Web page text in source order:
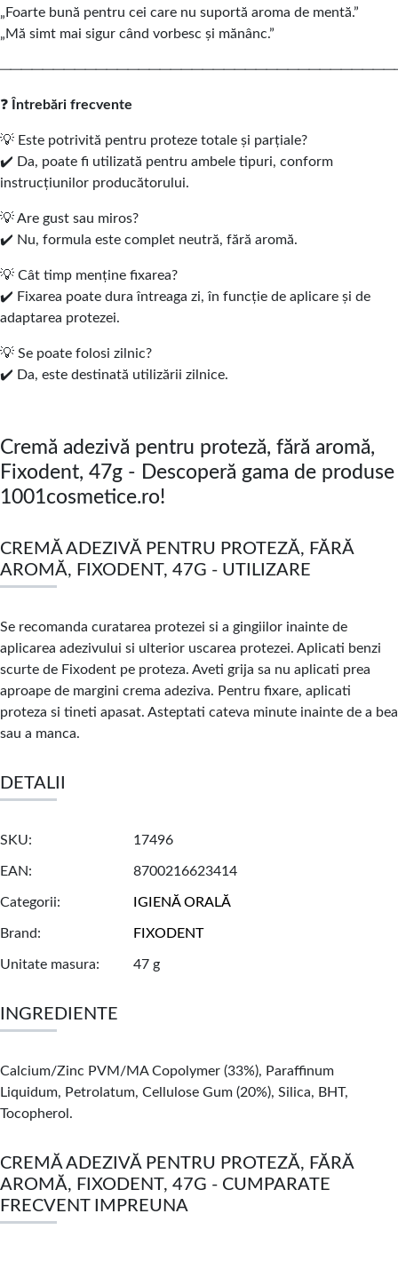
„Foarte bună pentru cei care nu suportă aroma de mentă.”
„Mă simt mai sigur când vorbesc și mănânc.”
❓ Întrebări frecvente
💡 Este potrivită pentru proteze totale și parțiale?
✔️ Da, poate fi utilizată pentru ambele tipuri, conform
instrucțiunilor producătorului.
💡 Are gust sau miros?
✔️ Nu, formula este complet neutră, fără aromă.
💡 Cât timp menține fixarea?
✔️ Fixarea poate dura întreaga zi, în funcție de aplicare și de
adaptarea protezei.
💡 Se poate folosi zilnic?
✔️ Da, este destinată utilizării zilnice.
Cremă adezivă pentru proteză, fără aromă,
Fixodent, 47g - Descoperă gama de produse
1001cosmetice.ro!
CREMĂ ADEZIVĂ PENTRU PROTEZĂ, FĂRĂ
AROMĂ, FIXODENT, 47G - UTILIZARE
Se recomanda curatarea protezei si a gingiilor inainte de
aplicarea adezivului si ulterior uscarea protezei. Aplicati benzi
scurte de Fixodent pe proteza. Aveti grija sa nu aplicati prea
aproape de margini crema adeziva. Pentru fixare, aplicati
proteza si tineti apasat. Asteptati cateva minute inainte de a bea
sau a manca.
DETALII
SKU 17496
EAN 8700216623414
Categorii IGIENĂ ORALĂ
Brand FIXODENT
Unitate masura 47 g
INGREDIENTE
Calcium/Zinc PVM/MA Copolymer (33%), Paraffinum
Liquidum, Petrolatum, Cellulose Gum (20%), Silica, BHT,
Tocopherol.
CREMĂ ADEZIVĂ PENTRU PROTEZĂ, FĂRĂ
AROMĂ, FIXODENT, 47G - CUMPARATE
FRECVENT IMPREUNA